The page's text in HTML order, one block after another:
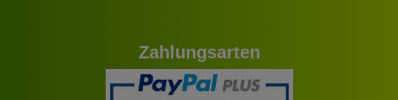
Zahlungsarten